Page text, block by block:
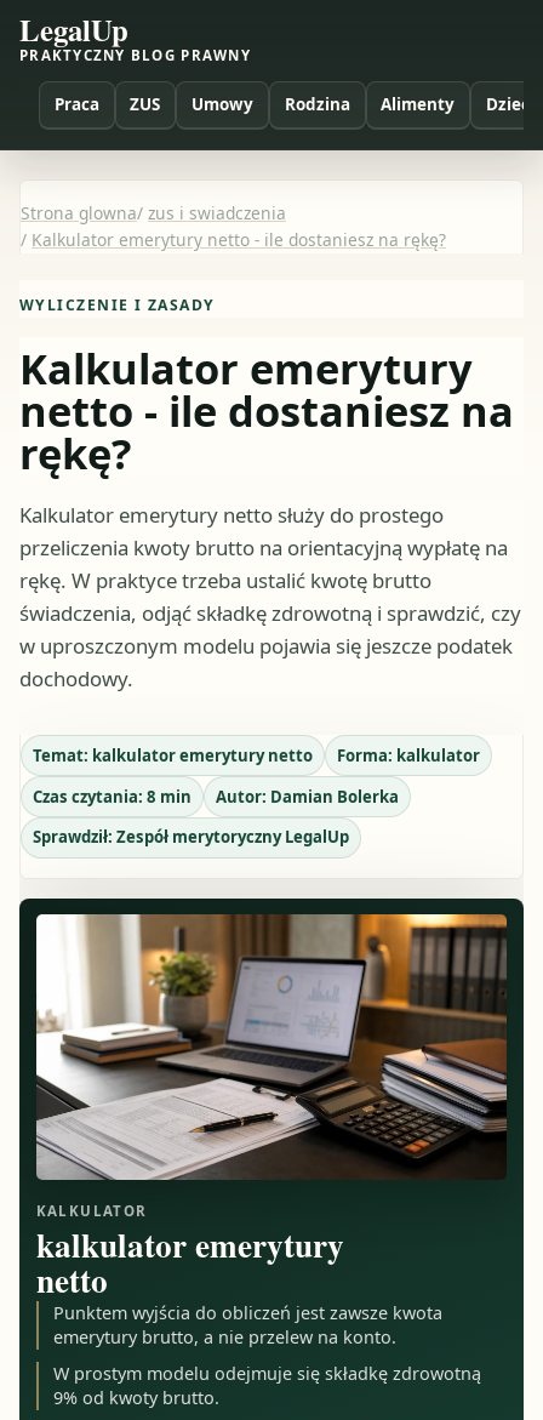
LegalUp
PRAKTYCZNY BLOG PRAWNY
Praca ZUS Umowy Rodzina Alimenty Dzieci
Strona glowna/ zus i swiadczenia
/ Kalkulator emerytury netto - ile dostaniesz na rękę?
WYLICZENIE I ZASADY
Kalkulator emerytury
netto - ile dostaniesz na
rękę?
Kalkulator emerytury netto służy do prostego
przeliczenia kwoty brutto na orientacyjną wypłatę na
rękę. W praktyce trzeba ustalić kwotę brutto
świadczenia, odjąć składkę zdrowotną i sprawdzić, czy
w uproszczonym modelu pojawia się jeszcze podatek
dochodowy.
Temat: kalkulator emerytury netto Forma: kalkulator
Czas czytania: 8 min Autor: Damian Bolerka
Sprawdził: Zespół merytoryczny LegalUp
KALKULATOR
kalkulator emerytury
netto
Punktem wyjścia do obliczeń jest zawsze kwota
emerytury brutto, a nie przelew na konto.
W prostym modelu odejmuje się składkę zdrowotną
9% od kwoty brutto.